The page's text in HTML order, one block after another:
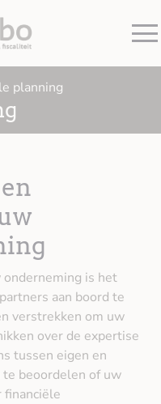
planning
is het
aan boord te
verstrekken om uw
over de expertise
tussen eigen en
beoordelen of uw
financiële